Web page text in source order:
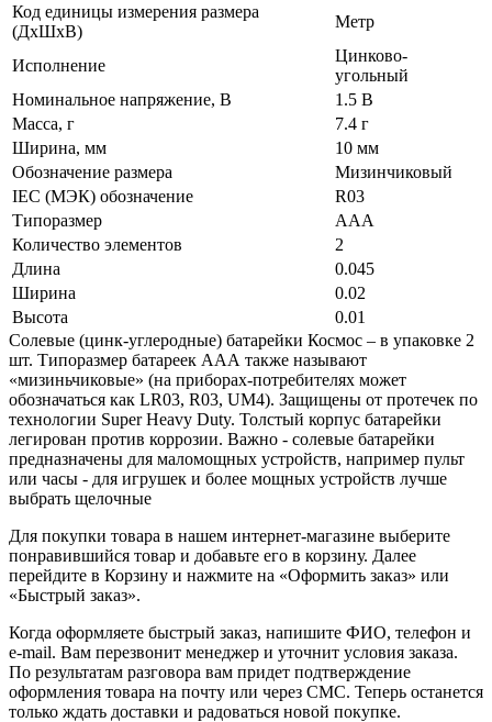
Код единицы измерения размера
(ДхШхВ)
Метр
Исполнение
Цинково-
угольный
Номинальное напряжение, В
1.5 В
Масса, г
7.4 г
Ширина, мм
10 мм
Обозначение размера
Мизинчиковый
IEC (МЭК) обозначение
R03
Типоразмер
AAA
Количество элементов
2
Длина
0.045
Ширина
0.02
Высота
0.01
Солевые (цинк-углеродные) батарейки Космос – в упаковке 2
шт. Типоразмер батареек ААА также называют
«мизиньчиковые» (на приборах-потребителях может
обозначаться как LR03, R03, UM4). Защищены от протечек по
технологии Super Heavy Duty. Толстый корпус батарейки
легирован против коррозии. Важно - солевые батарейки
предназначены для маломощных устройств, например пульт
или часы - для игрушек и более мощных устройств лучше
выбрать щелочные
Для покупки товара в нашем интернет-магазине выберите
понравившийся товар и добавьте его в корзину. Далее
перейдите в Корзину и нажмите на «Оформить заказ» или
«Быстрый заказ».
Когда оформляете быстрый заказ, напишите ФИО, телефон и
e-mail. Вам перезвонит менеджер и уточнит условия заказа.
По результатам разговора вам придет подтверждение
оформления товара на почту или через СМС. Теперь останется
только ждать доставки и радоваться новой покупке.